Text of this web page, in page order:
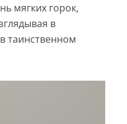
мягких горок,
в
таинственном